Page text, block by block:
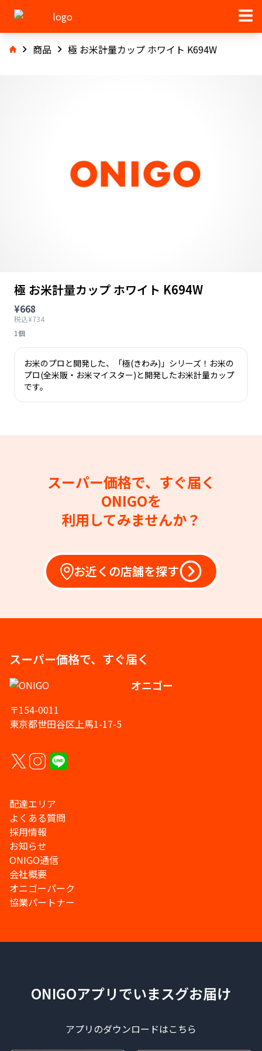
商品 極 お米計量カップ ホワイト K694W
極 お米計量カップ ホワイト K694W
¥668
税込¥734
1個
お米のプロと開発した、「極(きわみ)」シリーズ！お米の
プロ(全米販・お米マイスター)と開発したお米計量カップ
です。
スーパー価格で、すぐ届く
ONIGOを
利用してみませんか？
お近くの店舗を探す
スーパー価格で、すぐ届く
オニゴー
〒154-0011
東京都世田谷区上馬1-17-5
配達エリア
よくある質問
採用情報
お知らせ
ONIGO通信
会社概要
オニゴーパーク
協業パートナー
ONIGOアプリでいまスグお届け
アプリのダウンロードはこちら